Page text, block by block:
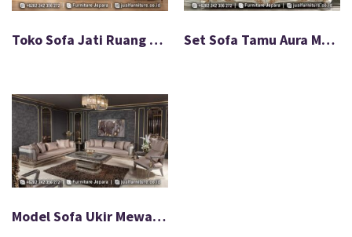
Toko Sofa Jati Ruang Tamu Minimalis Modern FS-020 Set Sofa Tamu Aura Mewah Klasik Terbaru FS-043
Model Sofa Ukir Mewah Aurora Jepara Modern FS-054